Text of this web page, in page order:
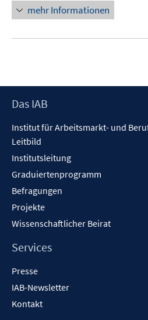
mehr Informationen
Footer
Das IAB
Institut für Arbeitsmarkt- und
Leitbild
Institutsleitung
Graduiertenprogramm
Befragungen
Projekte
Wissenschaftlicher Beirat
Services
Presse
IAB-Newsletter
Kontakt